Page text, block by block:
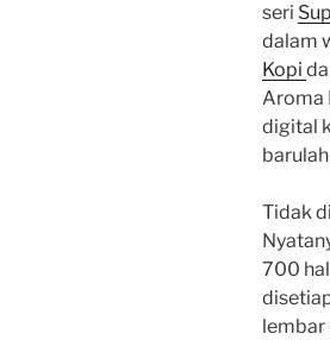
seri
dalam
Kopi
Aroma
digital
Tidak
700
lembar